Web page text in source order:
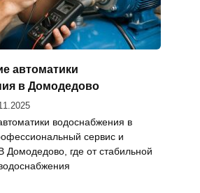
автоматики
в Домодедово
водоснабжения в
сервис и
Домодедово, где от стабильной